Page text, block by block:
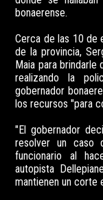
bonaerense.
Cerca de las 10 de
de la provincia,
Maia para
realizando la
gobernador
los recursos "para
"El gobernador
resolver un caso
funcionario al
autopista
mantienen un corte